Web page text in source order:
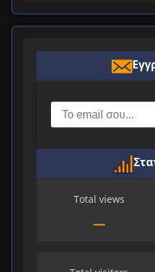
Total views
—